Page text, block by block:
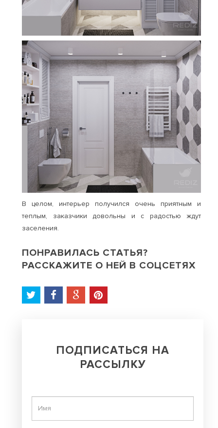
В целом, интерьер получился очень приятным и
теплым, заказчики довольны и с радостью ждут
заселения.
ПОНРАВИЛАСЬ СТАТЬЯ?
РАССКАЖИТЕ О НЕЙ В СОЦСЕТЯХ
ПОДПИСАТЬСЯ НА
РАССЫЛКУ